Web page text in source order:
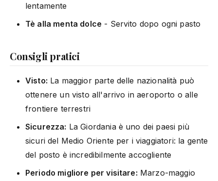
lentamente
Tè alla menta dolce - Servito dopo ogni pasto
Consigli pratici
Visto: La maggior parte delle nazionalità può
ottenere un visto all'arrivo in aeroporto o alle
frontiere terrestri
Sicurezza: La Giordania è uno dei paesi più
sicuri del Medio Oriente per i viaggiatori: la gente
del posto è incredibilmente accogliente
Periodo migliore per visitare: Marzo-maggio